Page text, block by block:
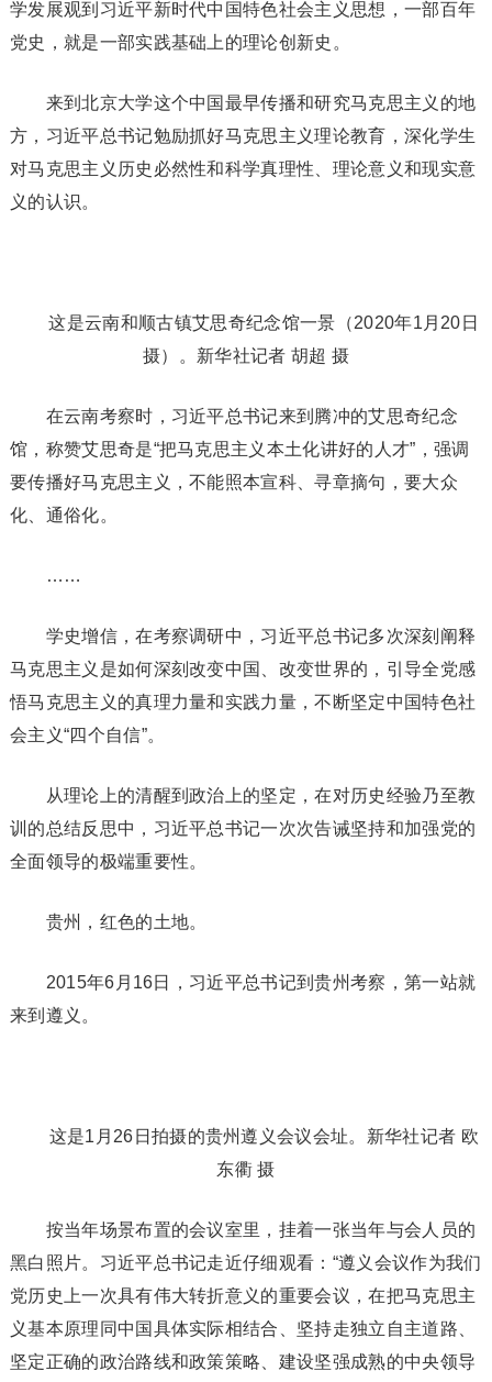
学发展观到习近平新时代中国特色社会主义思想，一部百年
党史，就是一部实践基础上的理论创新史。
来到北京大学这个中国最早传播和研究马克思主义的地
方，习近平总书记勉励抓好马克思主义理论教育，深化学生
对马克思主义历史必然性和科学真理性、理论意义和现实意
义的认识。
这是云南和顺古镇艾思奇纪念馆一景（2020年1月20日
摄）。新华社记者 胡超 摄
在云南考察时，习近平总书记来到腾冲的艾思奇纪念
馆，称赞艾思奇是“把马克思主义本土化讲好的人才”，强调
要传播好马克思主义，不能照本宣科、寻章摘句，要大众
化、通俗化。
……
学史增信，在考察调研中，习近平总书记多次深刻阐释
马克思主义是如何深刻改变中国、改变世界的，引导全党感
悟马克思主义的真理力量和实践力量，不断坚定中国特色社
会主义“四个自信”。
从理论上的清醒到政治上的坚定，在对历史经验乃至教
训的总结反思中，习近平总书记一次次告诫坚持和加强党的
全面领导的极端重要性。
贵州，红色的土地。
2015年6月16日，习近平总书记到贵州考察，第一站就
来到遵义。
这是1月26日拍摄的贵州遵义会议会址。新华社记者 欧
东衢 摄
按当年场景布置的会议室里，挂着一张当年与会人员的
黑白照片。习近平总书记走近仔细观看：“遵义会议作为我们
党历史上一次具有伟大转折意义的重要会议，在把马克思主
义基本原理同中国具体实际相结合、坚持走独立自主道路、
坚定正确的政治路线和政策策略、建设坚强成熟的中央领导